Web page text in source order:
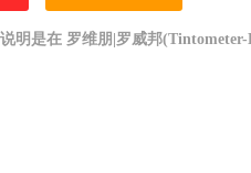
说明是在 罗维朋|罗威邦